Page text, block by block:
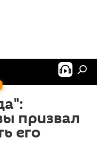
призвал
его